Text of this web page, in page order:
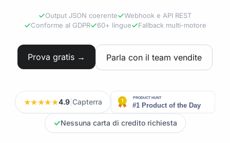
Output JSON coerente
Webhook e API REST
Conforme al GDPR
60+ lingue Fallback multi-motore
Prova gratis → Parla con il team vendite
★★★★★4.9| Capterra
✓Nessuna carta di credito richiesta